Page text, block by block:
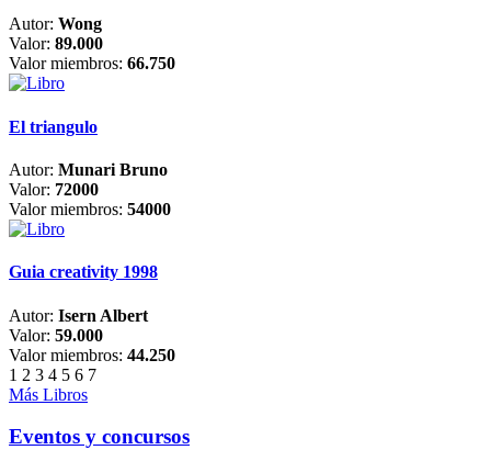
Autor: Wong
Valor: 89.000
Valor miembros: 66.750
El triangulo
Autor: Munari Bruno
Valor: 72000
Valor miembros: 54000
Guia creativity 1998
Autor: Isern Albert
Valor: 59.000
Valor miembros: 44.250
1 2 3 4 5 6 7
Más Libros
Eventos y concursos